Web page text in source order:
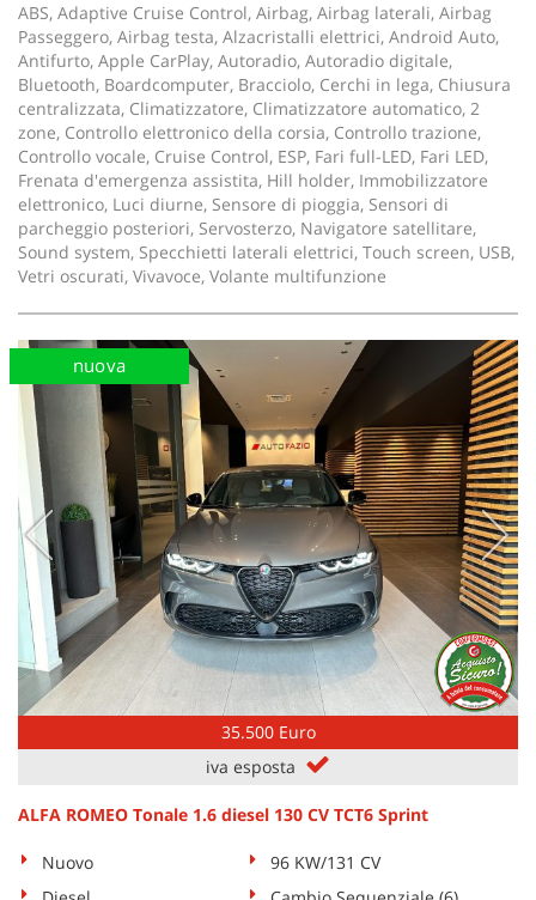
ABS, Adaptive Cruise Control, Airbag, Airbag laterali, Airbag
Passeggero, Airbag testa, Alzacristalli elettrici, Android Auto,
Antifurto, Apple CarPlay, Autoradio, Autoradio digitale,
Bluetooth, Boardcomputer, Bracciolo, Cerchi in lega, Chiusura
centralizzata, Climatizzatore, Climatizzatore automatico, 2
zone, Controllo elettronico della corsia, Controllo trazione,
Controllo vocale, Cruise Control, ESP, Fari full-LED, Fari LED,
Frenata d'emergenza assistita, Hill holder, Immobilizzatore
elettronico, Luci diurne, Sensore di pioggia, Sensori di
parcheggio posteriori, Servosterzo, Navigatore satellitare,
Sound system, Specchietti laterali elettrici, Touch screen, USB,
Vetri oscurati, Vivavoce, Volante multifunzione
35.500 Euro
iva esposta
nuova
ALFA ROMEO Tonale 1.6 diesel 130 CV TCT6 Sprint
Nuovo
96 KW/131 CV